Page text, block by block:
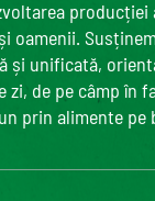
producției
oamenii.
și unificată,
zi, de pe câmp în
prin alimente pe